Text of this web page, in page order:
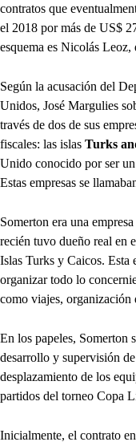
contratos que
el 2018 por más de US$
esquema es Nicolás
Según la acusación del
Unidos, José Margulies
través de dos de sus
fiscales: las islas Turks
Unido conocido por ser
Estas empresas se
Somerton era una
recién tuvo dueño real en
Islas Turks y Caicos.
organizar todo lo
como viajes, organización
En los papeles, Somerton
desarrollo y supervisión
desplazamiento de los
partidos del torneo Copa
Inicialmente, el contrato